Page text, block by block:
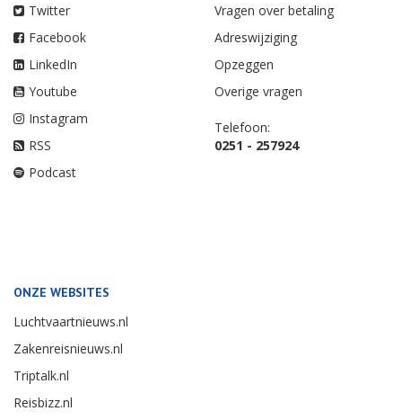
Twitter
Facebook
LinkedIn
Youtube
Instagram
RSS
Podcast
Vragen over betaling
Adreswijziging
Opzeggen
Overige vragen
Telefoon:
0251 - 257924
ONZE WEBSITES
Luchtvaartnieuws.nl
Zakenreisnieuws.nl
Triptalk.nl
Reisbizz.nl